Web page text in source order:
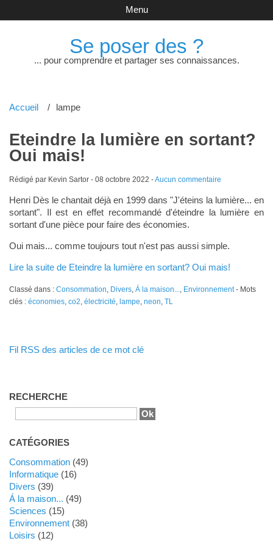
Se poser des ?
... pour comprendre et partager ses connaissances.
Menu
Accueil lampe
Eteindre la lumière en sortant?
Oui mais!
Rédigé par Kevin Sartor - 08 octobre 2022 -Aucun commentaire
Henri Dès le chantait déjà en 1999 dans "J'éteins la lumière... en
sortant". Il est en effet recommandé d'éteindre la lumière en
sortant d'une pièce pour faire des économies.
Oui mais... comme toujours tout n'est pas aussi simple.
Lire la suite de Eteindre la lumière en sortant? Oui mais!
Classé dans : Consommation Divers, Á la maison... Environnement- Mots
clés : économies, co2 électricité lampe neon TL
Fil RSS des articles de ce mot clé
RECHERCHE
CATÉGORIES
Consommation(49)
Informatique(16)
Divers (39)
Á la maison... (49)
Sciences (15)
Environnement(38)
Loisirs (12)